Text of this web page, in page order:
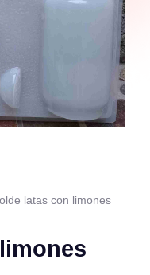
latas con limones